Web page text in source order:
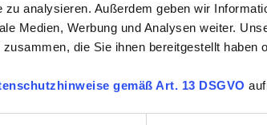
zu analysieren. Außerdem geben wir
Medien, Werbung und Analysen weiter.
die Sie ihnen bereitgestellt haben
gemäß Art. 13 DSGVO